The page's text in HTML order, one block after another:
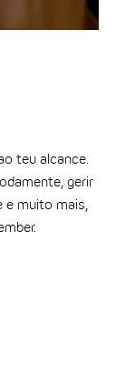
teu alcance.
gerir
e muito mais,